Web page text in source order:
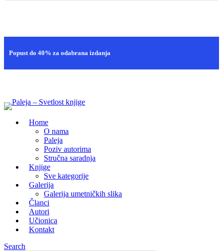
Popust do 40% za odabrana izdanja
Home
O nama
Paleja
Poziv autorima
Stručna saradnja
Knjige
Sve kategorije
Galerija
Galerija umetničkih slika
Članci
Autori
Učionica
Kontakt
Search